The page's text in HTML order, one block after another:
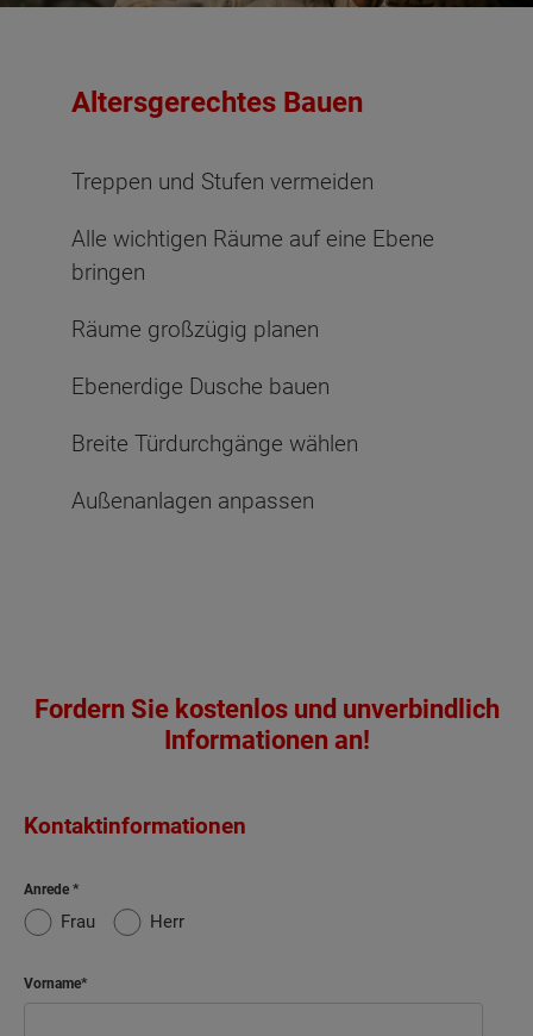
Altersgerechtes Bauen
Treppen und Stufen vermeiden
Alle wichtigen Räume auf eine Ebene
bringen
Räume großzügig planen
Ebenerdige Dusche bauen
Breite Türdurchgänge wählen
Außenanlagen anpassen
Fordern Sie kostenlos und unverbindlich
Informationen an!
Kontaktinformationen
Anrede
Frau Herr
Vorname